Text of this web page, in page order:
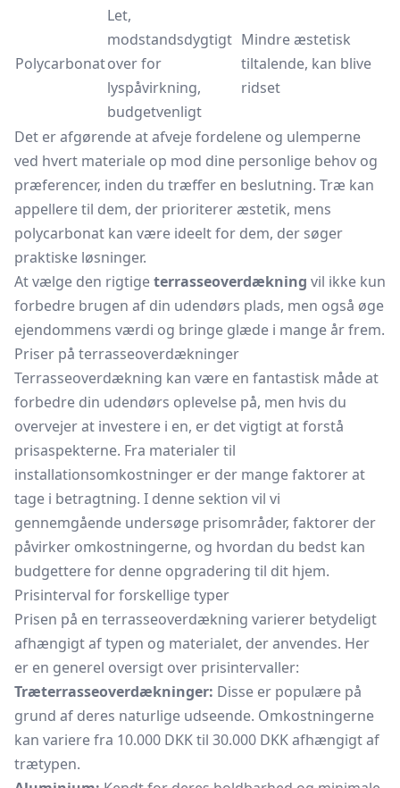
Polycarbonat
Let,
modstandsdygtigt
over for
lyspåvirkning,
budgetvenligt
Mindre æstetisk
tiltalende, kan blive
ridset
Det er afgørende at afveje fordelene og ulemperne
ved hvert materiale op mod dine personlige behov og
præferencer, inden du træffer en beslutning. Træ kan
appellere til dem, der prioriterer æstetik, mens
polycarbonat kan være ideelt for dem, der søger
praktiske løsninger.
At vælge den rigtigeterrasseoverdækning vil ikke kun
forbedre brugen af din udendørs plads, men også øge
ejendommens værdi og bringe glæde i mange år frem.
Priser på terrasseoverdækninger
Terrasseoverdækning kan være en fantastisk måde at
forbedre din udendørs oplevelse på, men hvis du
overvejer at investere i en, er det vigtigt at forstå
prisaspekterne. Fra materialer til
installationsomkostninger er der mange faktorer at
tage i betragtning. I denne sektion vil vi
gennemgående undersøge prisområder, faktorer der
påvirker omkostningerne, og hvordan du bedst kan
budgettere for denne opgradering til dit hjem.
Prisinterval for forskellige typer
Prisen på en terrasseoverdækning varierer betydeligt
afhængigt af typen og materialet, der anvendes. Her
er en generel oversigt over prisintervaller:
Træterrasseoverdækninger: Disse er populære på
grund af deres naturlige udseende. Omkostningerne
kan variere fra 10.000 DKK til 30.000 DKK afhængigt af
trætypen.